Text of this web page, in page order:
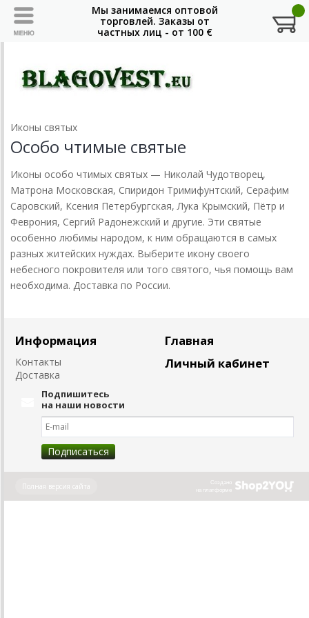
Иконы святых
Особо чтимые святые
Иконы особо чтимых святых — Николай Чудотворец,
Матрона Московская, Спиридон Тримифунтский, Серафим
Саровский, Ксения Петербургская, Лука Крымский, Пётр и
Феврония, Сергий Радонежский и другие. Эти святые
особенно любимы народом, к ним обращаются в самых
разных житейских нуждах. Выберите икону своего
небесного покровителя или того святого, чья помощь вам
необходима. Доставка по России.
Информация
Контакты
Доставка
Главная
Личный кабинет
Подпишитесь
на наши новости
Создано
на платформе
Полная версия сайта